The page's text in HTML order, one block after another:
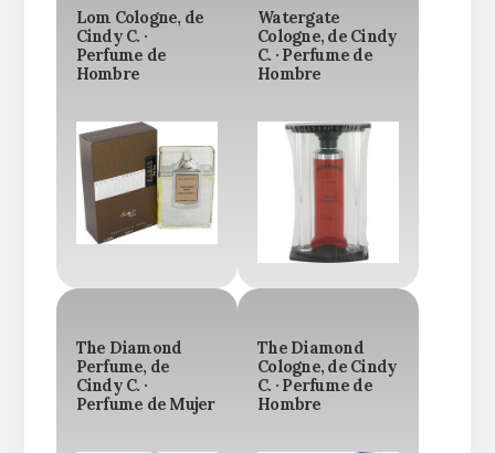
Lom Cologne, de
Cindy C. ·
Perfume de
Hombre
Watergate
Cologne, de Cindy
C. · Perfume de
Hombre
The Diamond
Perfume, de
Cindy C. ·
Perfume de Mujer
The Diamond
Cologne, de Cindy
C. · Perfume de
Hombre